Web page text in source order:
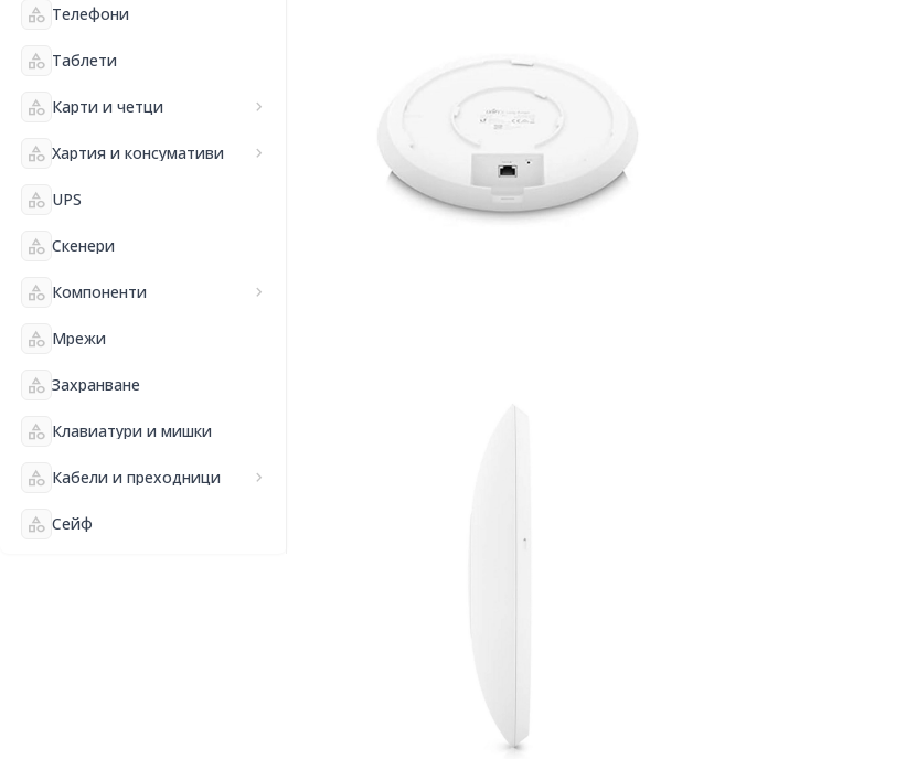
category Телефони
category Таблети
category Карти и четци chevron_right
category Хартия и консумативи chevron_right
category UPS
category Скенери
category Компоненти chevron_right
category Мрежи
category Захранване
category Клавиатури и мишки
category Кабели и преходници chevron_right
category Сейф